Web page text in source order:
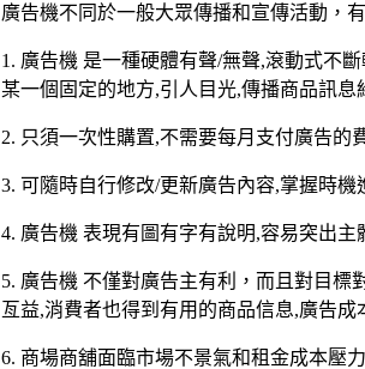
廣告機不同於一般大眾傳播和宣傳活動，
1. 廣告機 是一種硬體有聲/無聲,滾動式不
某一個固定的地方,引人目光,傳播商品訊息
2. 只須一次性購置,不需要每月支付廣告的
3.可隨時自行修改/更新廣告內容,掌握時機
4. 廣告機 表現有圖有字有說明,容易突出主
5. 廣告機 不僅對廣告主有利，而且對目標
亙益,消費者也得到有用的商品信息,廣告成
6. 商場商舖面臨市場不景氣和租金成本壓